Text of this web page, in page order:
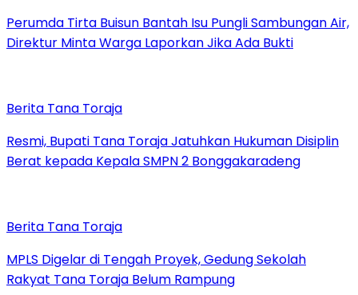
Perumda Tirta Buisun Bantah Isu Pungli Sambungan Air,
Direktur Minta Warga Laporkan Jika Ada Bukti
Berita Tana Toraja
Resmi, Bupati Tana Toraja Jatuhkan Hukuman Disiplin
Berat kepada Kepala SMPN 2 Bonggakaradeng
Berita Tana Toraja
MPLS Digelar di Tengah Proyek, Gedung Sekolah
Rakyat Tana Toraja Belum Rampung